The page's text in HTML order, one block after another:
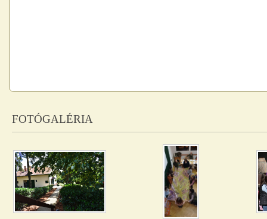
FOTÓGALÉRIA